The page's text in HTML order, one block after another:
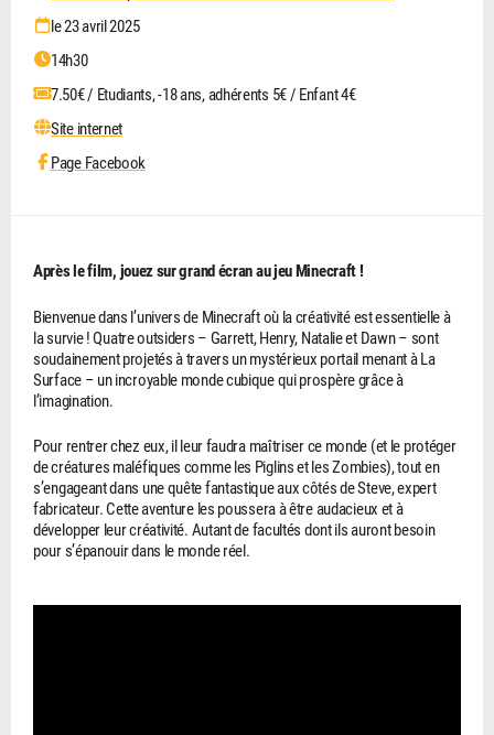
le 23 avril 2025
14h30
7.50€ / Etudiants, -18 ans, adhérents 5€ / Enfant 4€
Site internet
Page Facebook
Après le film, jouez sur grand écran au jeu Minecraft !
Bienvenue dans l’univers de Minecraft où la créativité est essentielle à
la survie ! Quatre outsiders – Garrett, Henry, Natalie et Dawn – sont
soudainement projetés à travers un mystérieux portail menant à La
Surface – un incroyable monde cubique qui prospère grâce à
l’imagination.
Pour rentrer chez eux, il leur faudra maîtriser ce monde (et le protéger
de créatures maléfiques comme les Piglins et les Zombies), tout en
s’engageant dans une quête fantastique aux côtés de Steve, expert
fabricateur. Cette aventure les poussera à être audacieux et à
développer leur créativité. Autant de facultés dont ils auront besoin
pour s’épanouir dans le monde réel.